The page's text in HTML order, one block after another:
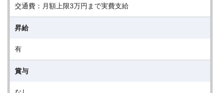
交通費：月額上限3万円まで実費支給
昇給
有
賞与